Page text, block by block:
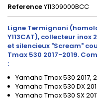
ReferenceY11309000BCC
Ligne Termignoni
Y113CAT), collecteur inox
et silencieux "Scream"
Tmax 530 2017-2019.
:
Yamaha Tmax 530 2017,
Yamaha Tmax 530 DX
Yamaha Tmax 530 SX